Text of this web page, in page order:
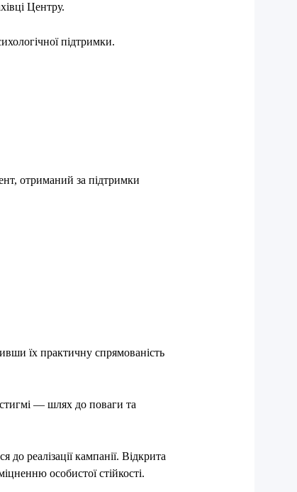
Центру.
підтримки.
отриманий за підтримки
їх практичну спрямованість
— шлях до поваги та
реалізації кампанії. Відкрита
особистої стійкості.